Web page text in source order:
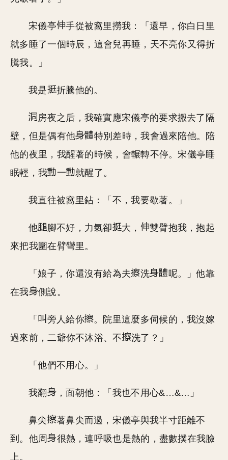
宋儀亭
手從被窩里撈我：「還早，你白日里
就多睡了一個時辰，這會兒再睡，天不亮你又得折
騰我。」
我是 折騰他的。
房夜之后，我確實應宋儀亭的要求搬去了隔
壁，但是偶有他
特別差時，我會過來陪他。陪
他的夜里，我醒著的時候，會輾轉不停。宋儀亭睡
眠輕，我
一 就醒了。
我直往被窩里鉆：「不，我要歇著。」
他 腳不好，力氣卻 大，
雙臂抱我，抱起
來把我圍在臂彎里。
「娘子，你還沒有給為夫 洗
呢。」他靠
在我
側說。
「 旁人給你
。院里這麼多伺候的，我沒嫁
過來前，二爺你不沐浴、不
洗了？」
「他們不用心。」
我翻 ，面朝他：「我也不用心&…&…」
鼻尖
著鼻尖而過，宋儀亭與我半寸距離不
到。他周
很熱，連呼吸也是熱的，盡數撲在我臉
上。